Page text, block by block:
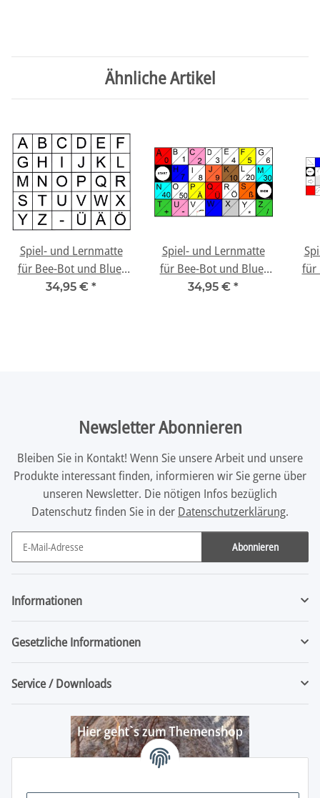
Ähnliche Artikel
Spiel- und Lernmatte
für Bee-Bot und Blue-
Bot - "Buchstaben"
34,95 € *
Spiel- und Lernmatte
für Bee-Bot und Blue-
34,95 € *
für
Newsletter Abonnieren
Bleiben Sie in Kontakt! Wenn Sie unsere Arbeit und unsere
Produkte interessant finden, informieren wir Sie gerne über
unseren Newsletter. Die nötigen Infos bezüglich
Datenschutz finden Sie in der Datenschutzerklärung.
Abonnieren
Newsletter Abonnieren
Informationen
Gesetzliche Informationen
Service / Downloads